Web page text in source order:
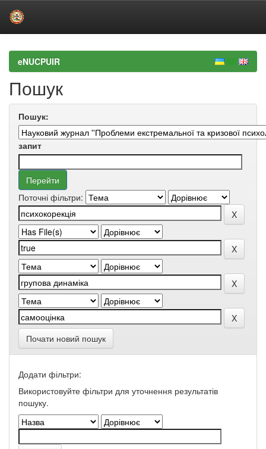
navigationeNUCPUIR
Пошук
Пошук:
запит
Поточні фільтри:
Почати новий пошук
Додати фільтри:
Використовуйте фільтри для уточнення результатів
пошуку.